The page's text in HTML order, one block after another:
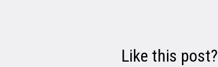
Like this post?